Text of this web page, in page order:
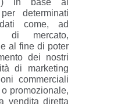
in base al
determinati
come, ad
di mercato,
al fine di poter
dei nostri
di marketing
commerciali
promozionale,
vendita diretta